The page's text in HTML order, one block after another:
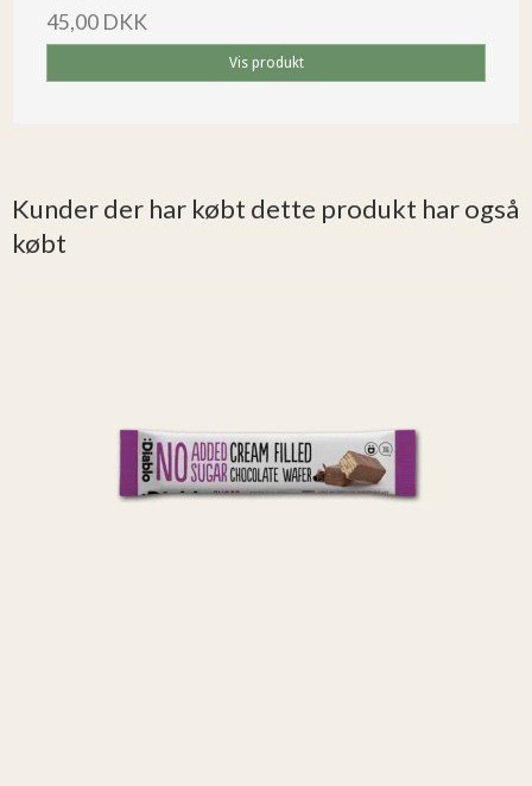
45,00 DKK
Vis produkt
Kunder der har købt dette produkt har også
købt